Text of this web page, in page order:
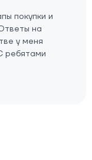
покупки и
на
у меня
ребятами